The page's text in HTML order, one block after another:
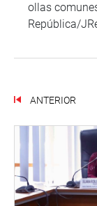
ollas
República/
ANTERIOR